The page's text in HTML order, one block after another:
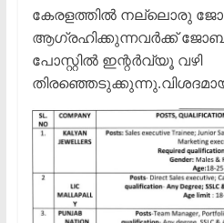
കേരളത്തിൽ നല്ലൊരു
ആഗ്രഹിക്കുന്നവർക്ക് ജോബ്
പോസ്റ്റിൽ ഇന്റർവ്യൂ വഴി